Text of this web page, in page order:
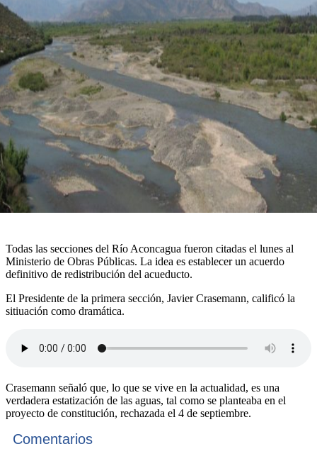
Todas las secciones del Río Aconcagua fueron citadas el lunes al
Ministerio de Obras Públicas. La idea es establecer un acuerdo
definitivo de redistribución del acueducto.
El Presidente de la primera sección, Javier Crasemann, calificó la
sitiuación como dramática.
Crasemann señaló que, lo que se vive en la actualidad, es una
verdadera estatización de las aguas, tal como se planteaba en el
proyecto de constitución, rechazada el 4 de septiembre.
Comentarios